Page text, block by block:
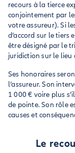
recours à la tierce
conjointement par
votre assureur). Si
d’accord sur le tiers
être désigné par le
juridiction sur le lieu
Ses honoraires
l’assureur. Son
1 000 € voire plus
de pointe. Son rôle
causes et
Le